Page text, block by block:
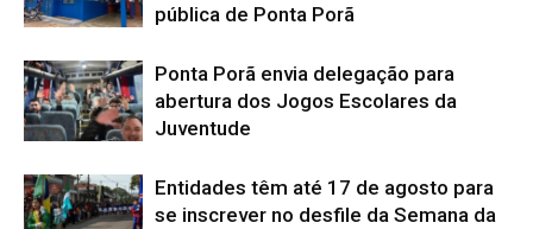
pública de Ponta Porã
Ponta Porã envia delegação para
abertura dos Jogos Escolares da
Juventude
Entidades têm até 17 de agosto para
se inscrever no desfile da Semana da